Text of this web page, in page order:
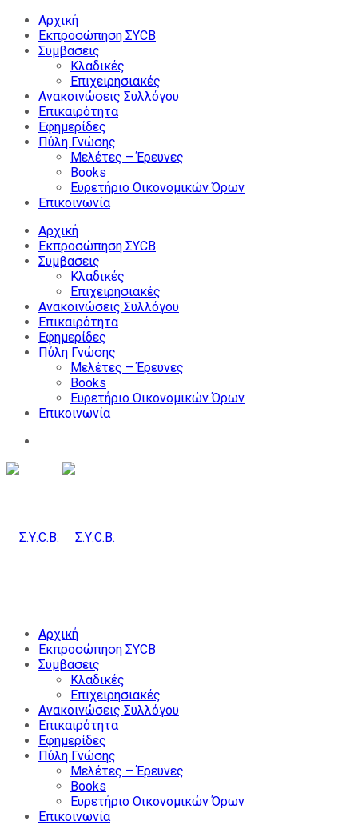
Αρχική
Εκπροσώπηση ΣΥCB
Συμβασεις
Κλαδικές
Επιχειρησιακές
Ανακοινώσεις Συλλόγου
Επικαιρότητα
Εφημερίδες
Πύλη Γνώσης
Μελέτες – Έρευνες
Books
Ευρετήριο Οικονομικών Όρων
Επικοινωνία
Αρχική
Εκπροσώπηση ΣΥCB
Συμβασεις
Κλαδικές
Επιχειρησιακές
Ανακοινώσεις Συλλόγου
Επικαιρότητα
Εφημερίδες
Πύλη Γνώσης
Μελέτες – Έρευνες
Books
Ευρετήριο Οικονομικών Όρων
Επικοινωνία
Αρχική
Εκπροσώπηση ΣΥCB
Συμβασεις
Κλαδικές
Επιχειρησιακές
Ανακοινώσεις Συλλόγου
Επικαιρότητα
Εφημερίδες
Πύλη Γνώσης
Μελέτες – Έρευνες
Books
Ευρετήριο Οικονομικών Όρων
Επικοινωνία